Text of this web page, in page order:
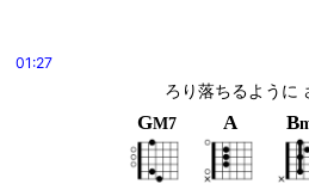
01:27
ろり落ちるように
GM7 A B